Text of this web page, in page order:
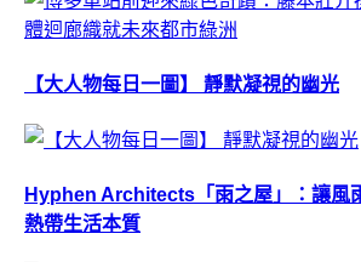
【大人物每日一圖】 靜默凝視的幽光
Hyphen Architects「雨之屋」：讓風
熱帶生活本質